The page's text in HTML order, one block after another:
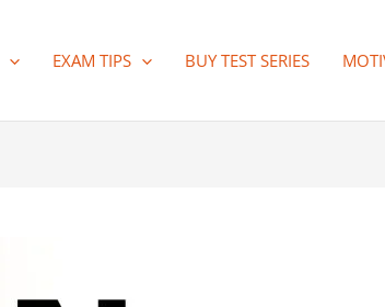
EXAM TIPS BUY TEST SERIES